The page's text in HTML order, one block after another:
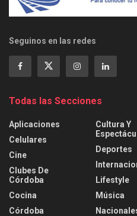
Seguinos en las redes
Todas las Secciones
Aplicaciones
Celulares
Cine
Clubes De
Córdoba
Cocina
Córdoba
Cultura Y
Deportes
Lifestyle
Música